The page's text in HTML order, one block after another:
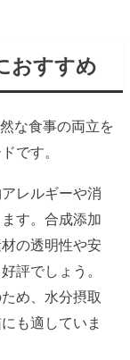
おすすめ
な食事の両立を
です。
レルギーや消
す。合成添加
の透明性や安
評でしょう。
め、水分摂取
も適していま